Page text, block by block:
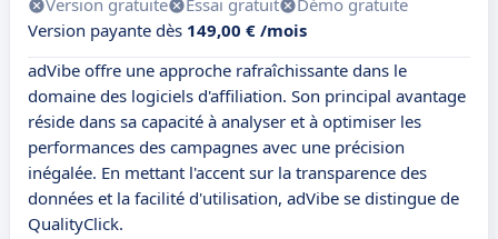
Version gratuite Essai gratuit
Démo gratuite
Version payante dès 149,00 € /mois
adVibe offre une approche rafraîchissante dans le
domaine des logiciels d'affiliation. Son principal avantage
réside dans sa capacité à analyser et à optimiser les
performances des campagnes avec une précision
inégalée. En mettant l'accent sur la transparence des
données et la facilité d'utilisation, adVibe se distingue de
QualityClick.